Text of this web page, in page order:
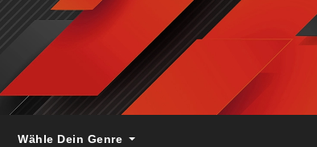
Wähle Dein Genre